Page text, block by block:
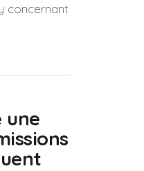
concernant
une